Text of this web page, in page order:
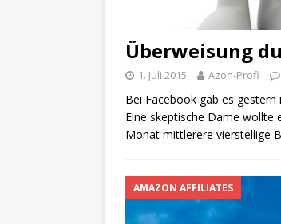
Überweisung
1. Juli 2015 Azon-Profi
Bei Facebook gab es
Eine skeptische Dame wollte
Monat mittlerere vierstellige
AMAZON AFFILIATES